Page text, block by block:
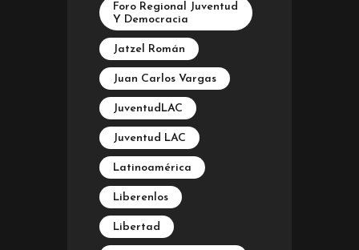
Foro Regional Juventud
Y Democracia
Jatzel Román
Juan Carlos Vargas
JuventudLAC
Juventud LAC
Latinoamérica
Liberenlos
Libertad